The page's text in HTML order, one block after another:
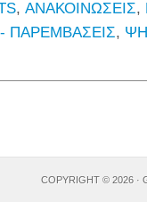
, ΑΝΑΚΟΙΝΩΣΕΙΣ,
ΠΑΡΕΜΒΑΣΕΙΣ,
COPYRIGHT © 2026 ·